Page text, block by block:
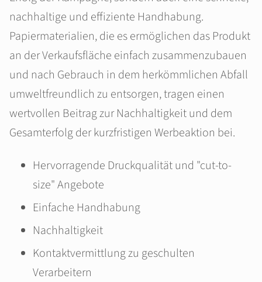
nachhaltige und effiziente Handhabung.
Papiermaterialien, die es ermöglichen das Produkt
an der Verkaufsfläche einfach zusammenzubauen
und nach Gebrauch in dem herkömmlichen Abfall
umweltfreundlich zu entsorgen, tragen einen
wertvollen Beitrag zur Nachhaltigkeit und dem
Gesamterfolg der kurzfristigen Werbeaktion bei.
Hervorragende Druckqualität und "cut-to-
size" Angebote
Einfache Handhabung
Nachhaltigkeit
Kontaktvermittlung zu geschulten
Verarbeitern